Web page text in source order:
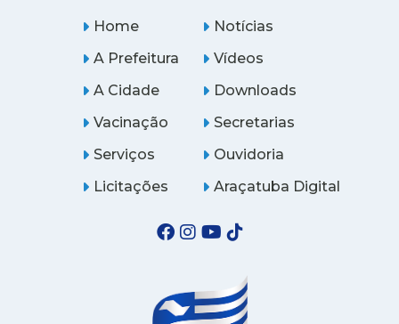
Home
A Prefeitura
A Cidade
Notícias
Vídeos
Downloads
Vacinação
Serviços
Licitações
Secretarias
Ouvidoria
Araçatuba Digital